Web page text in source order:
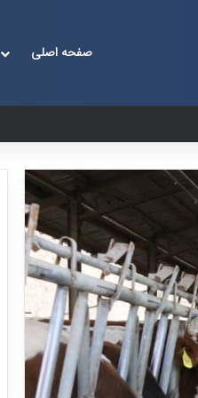
صفحه اصلی